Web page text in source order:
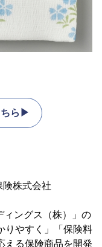
ちら▶
株式会社
ィングス（株）」の
りやすく」「保険料
える保険商品を開発